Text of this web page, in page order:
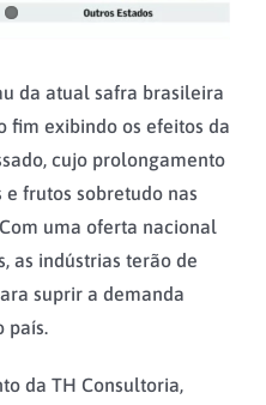
da atual safra brasileira
fim exibindo os efeitos da
cujo prolongamento
frutos sobretudo nas
uma oferta nacional
as indústrias terão de
suprir a demanda
país.
da TH Consultoria,